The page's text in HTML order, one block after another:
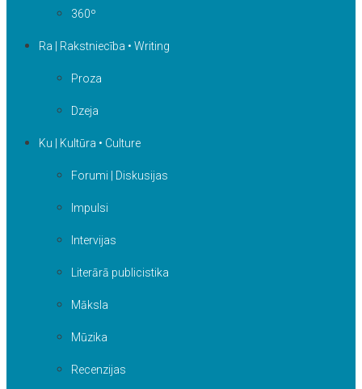
360º
Ra | Rakstniecība • Writing
Proza
Dzeja
Ku | Kultūra • Culture
Forumi | Diskusijas
Impulsi
Intervijas
Literārā publicistika
Māksla
Mūzika
Recenzijas